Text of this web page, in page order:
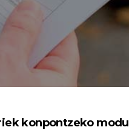
konpontzeko modu